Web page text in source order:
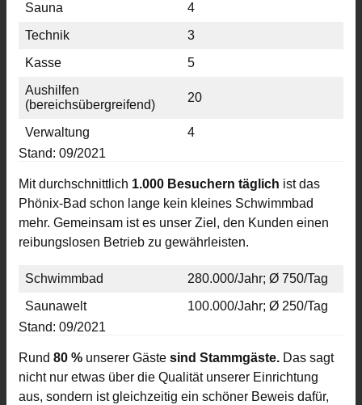
Sauna
4
Technik
3
Kasse
5
Aushilfen
(bereichsübergreifend)
20
Verwaltung
4
Stand: 09/2021
Mit durchschnittlich 1.000 Besuchern täglich ist das
Phönix-Bad schon lange kein kleines Schwimmbad
mehr. Gemeinsam ist es unser Ziel, den Kunden einen
reibungslosen Betrieb zu gewährleisten.
Schwimmbad
280.000/Jahr; Ø 750/Tag
Saunawelt
100.000/Jahr; Ø 250/Tag
Stand: 09/2021
Rund 80 % unserer Gäste sind Stammgäste. Das sagt
nicht nur etwas über die Qualität unserer Einrichtung
aus, sondern ist gleichzeitig ein schöner Beweis dafür,